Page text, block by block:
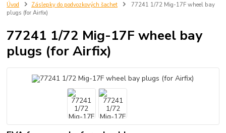
Úvod Záslepky do podvozkových šachet
77241 1/72 Mig-17F wheel bay
plugs (for Airfix)
77241 1/72 Mig-17F wheel bay
plugs (for Airfix)